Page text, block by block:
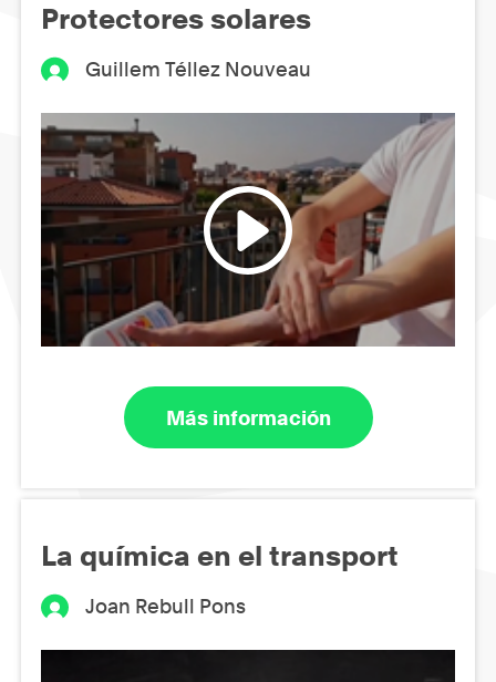
Protectores solares
Guillem Téllez Nouveau
Más información
La química en el transport
Joan Rebull Pons